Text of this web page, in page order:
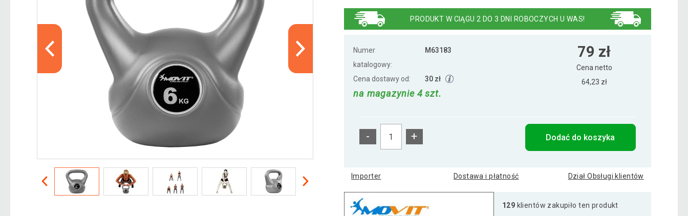
PRODUKT W CIĄGU 2 DO 3 DNI ROBOCZYCH U WAS!
Numer
katalogowy:
M63183
Cena dostawy od: 30 zł
na magazynie 4 szt.
79 zł
Cena netto
64,23 zł
- + Dodać do koszyka
Importer Dostawa i płatność Dział Obsługi klientów
129 klientów zakupiło ten produkt